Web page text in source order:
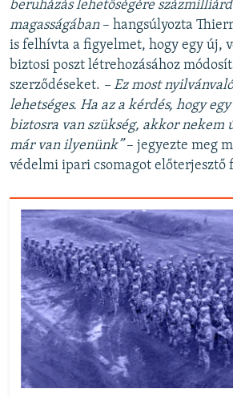
beruházás lehetőségére
magasságában– hangsúlyozta
is felhívta a figyelmet, hogy egy új,
biztosi poszt létrehozásához
szerződéseket. – Ez most
lehetséges. Ha az a kérdés, hogy
biztosra van szükség, akkor nekem
már van ilyenünk”– jegyezte meg
védelmi ipari csomagot előterjesztő